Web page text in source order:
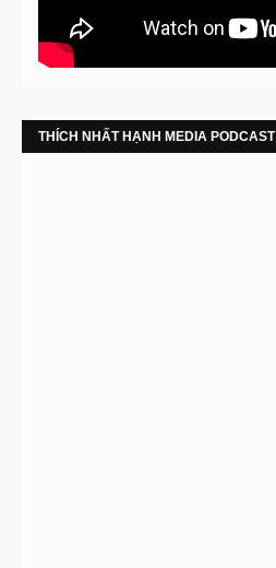
THÍCH NHẤT HẠNH MEDIA PODCAST